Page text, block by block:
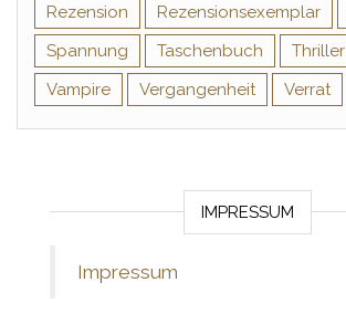
Rezension
Rezensionsexemplar
Spannung
Taschenbuch Thriller
Vampire
Vergangenheit Verrat
IMPRESSUM
Impressum